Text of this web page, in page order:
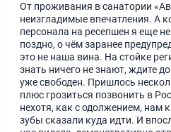
От проживания в санатории
неизгладимые впечатления. А
персонала на ресепшен я еще
поздно, о чём заранее
это не наша вина. На стойке
знать ничего не знают, ждите
уже свободен. Пришлось
плюс грозиться позвонить в
нехотя, как с одолжением, нам
зубы сказали куда идти. И